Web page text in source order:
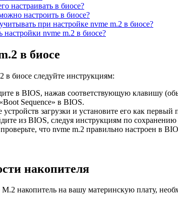
настраивать в биосе?
настроить в биосе?
при настройке nvme m.2 в биосе?
настройки nvme m.2 в биосе?
в биосе
в биосе следуйте инструкциям:
в BIOS, нажав соответствующую клавишу
Sequence» в BIOS.
загрузки и установите его как первый
из BIOS, следуя инструкциям по сохранению
что nvme m.2 правильно настроен в
накопителя
накопитель на вашу материнскую плату,